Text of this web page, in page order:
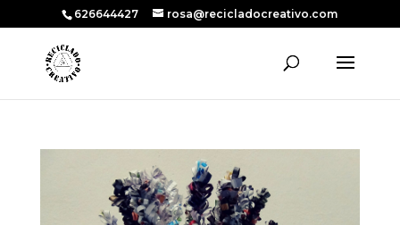
626644427 rosa@recicladocreativo.com